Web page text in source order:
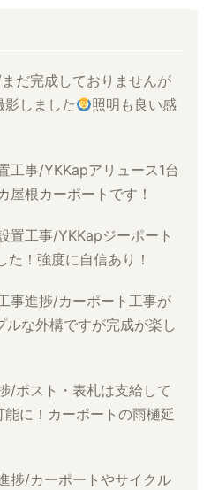
だ完成しておりませんが
影しました
照明も良い感
工事/YKKapアリュース1台
屋根カーポートです！
置工事/YKKapジーポート
！強度に自信あり！
事進捗/カーポート工事が
ルな外構ですが完成が楽し
/ポスト・表札は支給して
に！カーポートの雨樋延
捗/カーポートやサイクル